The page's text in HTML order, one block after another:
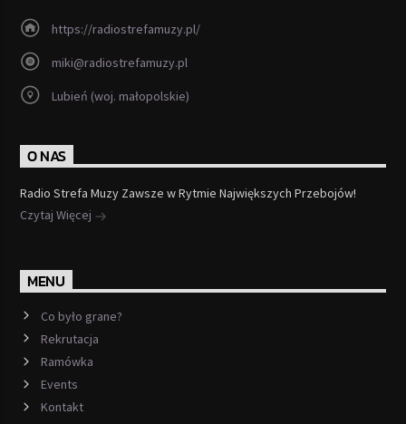
https://radiostrefamuzy.pl/
miki@radiostrefamuzy.pl
Lubień (woj. małopolskie)
O NAS
Radio Strefa Muzy Zawsze w Rytmie Największych Przebojów!
Czytaj Więcej
MENU
Co było grane?
Rekrutacja
Ramówka
Events
Kontakt